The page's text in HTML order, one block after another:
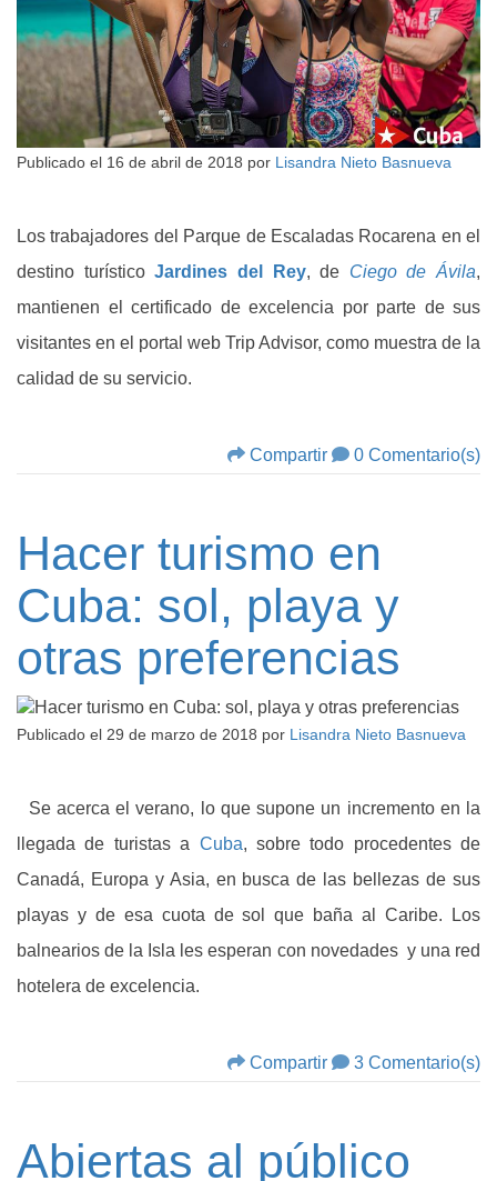
Publicado el 16 de abril de 2018 por Lisandra Nieto Basnueva
Los trabajadores del Parque de Escaladas Rocarena en el
destino turísticoJardines del Rey, de Ciego de Ávila,
mantienen el certificado de excelencia por parte de sus
visitantes en el portal web Trip Advisor, como muestra de la
calidad de su servicio.
Compartir 0 Comentario(s)
Hacer turismo en
Cuba: sol, playa y
otras preferencias
Publicado el 29 de marzo de 2018 por Lisandra Nieto Basnueva
Se acerca el verano, lo que supone un incremento en la
llegada de turistas a Cuba, sobre todo procedentes de
Canadá, Europa y Asia, en busca de las bellezas de sus
playas y de esa cuota de sol que baña al Caribe. Los
balnearios de la Isla les esperan con novedades y una red
hotelera de excelencia.
Compartir 3 Comentario(s)
Abiertas al público